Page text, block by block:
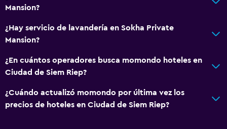
Jardín
Lavandería
Servicios de lavandería/tintorería
Actividades
Mansion?
¿Hay servicio de lavandería en Sokha Private
Mansion?
¿En cuántos operadores busca momondo hoteles en
Ciudad de Siem Riep?
¿Cuándo actualizó momondo por última vez los
precios de hoteles en Ciudad de Siem Riep?